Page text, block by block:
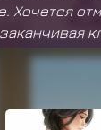
Хочется